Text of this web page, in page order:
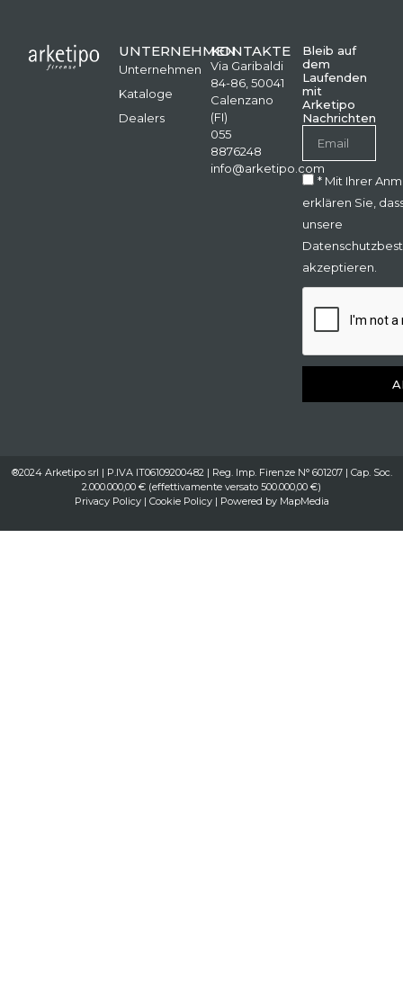
UNTERNEHMEN
Unternehmen
Kataloge
Dealers
KONTAKTE
Via Garibaldi
84-86, 50041
Calenzano
(FI)
055
8876248
info@arketipo.com
Bleib auf
dem
Laufenden
mit
Arketipo
Nachrichten
* Mit Ihrer
erklären Sie,
unsere
akzeptieren.
®2024 Arketipo srl | P.IVA IT06109200482 | Reg. Imp. Firenze N° 601207 | Cap. Soc.
2.000.000,00 € (effettivamente versato 500.000,00 €)
Privacy Policy| Cookie Policy| Powered by MapMedia